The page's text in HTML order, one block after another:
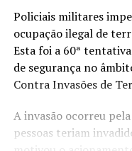
Policiais militares
ocupação ilegal de
Esta foi a 60ª
de segurança no
Contra Invasões de
A invasão ocorreu
pessoas teriam